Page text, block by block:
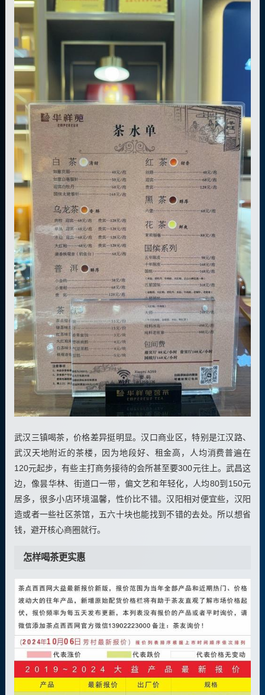
武汉三镇喝茶，价格差异挺明显。汉口商业区，特别是江汉路、
武汉天地附近的茶楼，因为地段好、租金高，人均消费普遍在
120元起步，有些主打商务接待的会所甚至要300元往上。武昌这
边，像昙华林、街道口一带，偏文艺和年轻化，人均80到150元
居多，很多小店环境温馨，性价比不错。汉阳相对便宜些，汉阳
造或者一些社区茶馆，五六十块也能找到不错的去处。所以想省
钱，避开核心商圈就行。
怎样喝茶更实惠